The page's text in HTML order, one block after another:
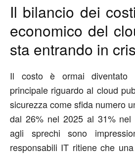
Il bilancio dei
economico del
sta entrando in
Il costo è ormai diventato
principale riguardo al cloud
sicurezza come sfida numero
dal 26% nel 2025 al 31%
agli sprechi sono
responsabili IT ritiene che